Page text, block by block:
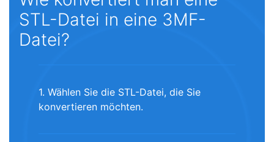
STL-Datei in eine 3MF-
Datei?
1. Wählen Sie die STL-Datei, die Sie
konvertieren möchten.